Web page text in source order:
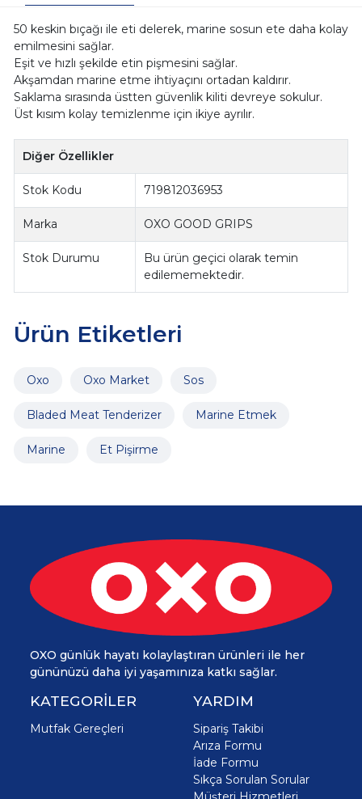
50 keskin bıçağı ile eti delerek, marine sosun ete daha kolay
emilmesini sağlar.
Eşit ve hızlı şekilde etin pişmesini sağlar.
Akşamdan marine etme ihtiyaçını ortadan kaldırır.
Saklama sırasında üstten güvenlik kiliti devreye sokulur.
Üst kısım kolay temizlenme için ikiye ayrılır.
Diğer Özellikler
Stok Kodu 719812036953
Marka OXO GOOD GRIPS
Stok Durumu
Bu ürün geçici olarak temin
edilememektedir.
Ürün Etiketleri
Oxo Oxo Market Sos
Bladed Meat Tenderizer Marine Etmek
Marine Et Pişirme
OXO günlük hayatı kolaylaştıran ürünleri ile her
gününüzü daha iyi yaşamınıza katkı sağlar.
KATEGORİLER
Mutfak Gereçleri
YARDIM
Sipariş Takibi
Arıza Formu
İade Formu
Sıkça Sorulan Sorular